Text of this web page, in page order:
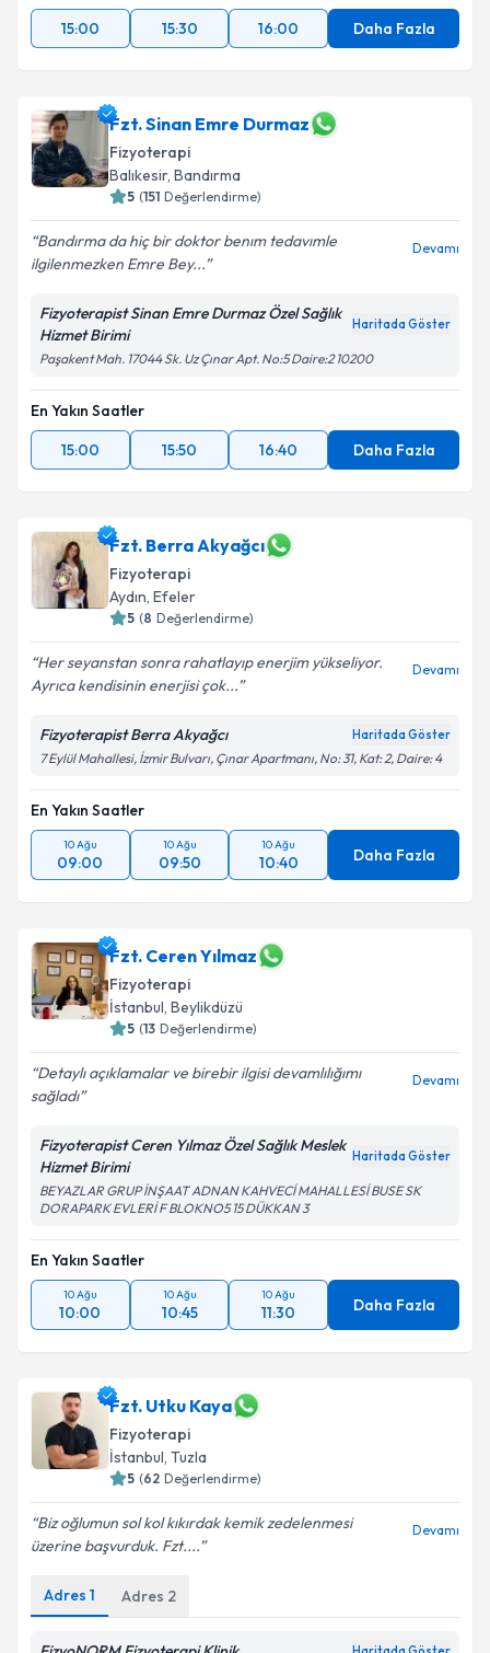
15:00
15:30 16:00 Daha Fazla
Fzt. Sinan Emre Durmaz
Fizyoterapi
Balıkesir, Bandırma
5 (151 Değerlendirme)
Bandırma da hiç bir doktor benım tedavımle
ilgilenmezken Emre Bey...
Devamı
Fizyoterapist Sinan Emre Durmaz Özel Sağlık
Hizmet Birimi
Haritada Göster
Paşakent Mah. 17044 Sk. Uz Çınar Apt. No:5 Daire:2 10200
En Yakın Saatler
15:00
15:50 16:40 Daha Fazla
Fzt. Berra Akyağcı
Fizyoterapi
Aydın, Efeler
5 (8 Değerlendirme)
Her seyanstan sonra rahatlayıp enerjim yükseliyor.
Ayrıca kendisinin enerjisi çok...
Devamı
Fizyoterapist Berra Akyağcı Haritada Göster
7 Eylül Mahallesi, İzmir Bulvarı, Çınar Apartmanı, No: 31, Kat: 2, Daire: 4
En Yakın Saatler
10 Ağu
09:00
10 Ağu
09:50
10 Ağu
10:40 Daha Fazla
Fzt. Ceren Yılmaz
Fizyoterapi
İstanbul, Beylikdüzü
5 (13 Değerlendirme)
Detaylı açıklamalar ve birebir ilgisi devamlılığımı
sağladı
Devamı
Fizyoterapist Ceren Yılmaz Özel Sağlık Meslek
Hizmet Birimi
Haritada Göster
BEYAZLAR GRUP İNŞAAT ADNAN KAHVECİ MAHALLESİ BUSE SK
DORAPARK EVLERİ F BLOKNO5 15 DÜKKAN 3
En Yakın Saatler
10 Ağu
10:00
10 Ağu
10:45
10 Ağu
11:30 Daha Fazla
Fzt. Utku Kaya
Fizyoterapi
İstanbul, Tuzla
5 (62 Değerlendirme)
Biz oğlumun sol kol kıkırdak kemik zedelenmesi
üzerine başvurduk. Fzt....
Devamı
Adres 1 Adres 2